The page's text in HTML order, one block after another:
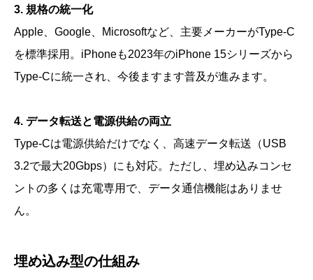
3. 規格の統一化
Apple、Google、Microsoftなど、主要メーカーがType-C
を標準採用。iPhoneも2023年のiPhone 15シリーズから
Type-Cに統一され、今後ますます普及が進みます。
4. データ転送と電源供給の両立
Type-Cは電源供給だけでなく、高速データ転送（USB
3.2で最大20Gbps）にも対応。ただし、埋め込みコンセ
ントの多くは充電専用で、データ通信機能はありませ
ん。
埋め込み型の仕組み